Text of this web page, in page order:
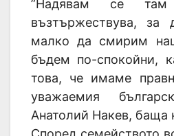
”Надявам се там
възтържествува,
малко да смирим
бъдем по-спокойни,
това, че имаме
уважаемия
Анатолий Накев, баща